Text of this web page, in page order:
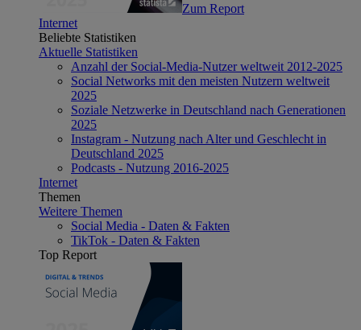
Zum Report
Internet
Beliebte Statistiken
Aktuelle Statistiken
Anzahl der Social-Media-Nutzer weltweit 2012-2025
Social Networks mit den meisten Nutzern weltweit
2025
Soziale Netzwerke in Deutschland nach Generationen
2025
Instagram - Nutzung nach Alter und Geschlecht in
Deutschland 2025
Podcasts - Nutzung 2016-2025
Internet
Themen
Weitere Themen
Social Media - Daten & Fakten
TikTok - Daten & Fakten
Top Report